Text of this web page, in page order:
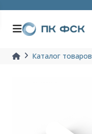
Каталог товаров